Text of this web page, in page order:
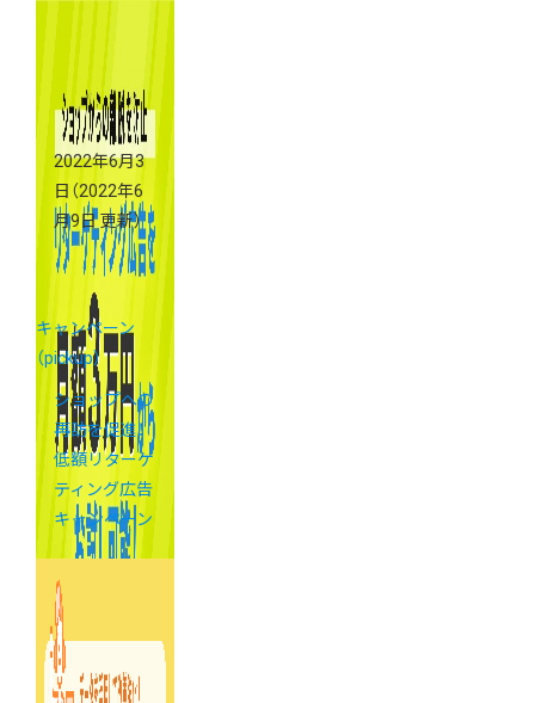
2022年6月3
日 （2022年6
月9日 更新）
キャンペーン
（pickup）
ショップへの
再訪を促進！
低額リターゲ
ティング広告
キャンペーン